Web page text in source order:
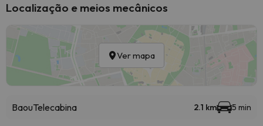
Localização e meios mecânicos
Ver mapa
BaouTelecabina 2.1 km 5 min